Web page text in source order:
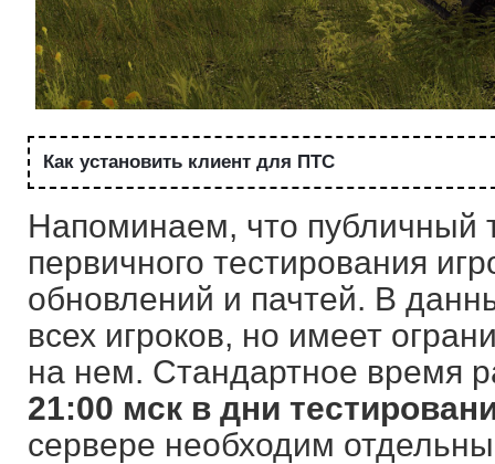
Как установить клиент для ПТС
Напоминаем, что публичный
первичного тестирования
обновлений и пачтей. В
всех игроков, но имеет
на нем. Стандартное время
21:00 мск в дни
сервере необходим